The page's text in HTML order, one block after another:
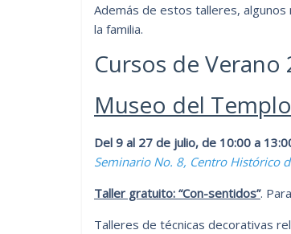
Además de estos talleres, algunos
la familia.
Cursos de
Museo del
Del 9 al 27 de julio, de 10:00 a
Seminario No. 8, Centro Histórico
Taller gratuito: “Con-sentidos”.
Talleres de técnicas decorativas